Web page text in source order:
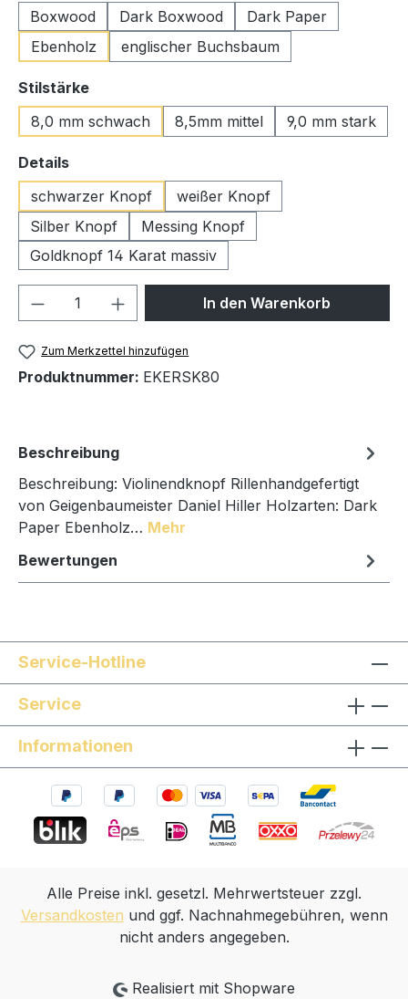
Boxwood
Dark Boxwood
Dark Paper
Ebenholz
englischer Buchsbaum
Stilstärkeauswählen
8,0 mm schwach
8,5mm mittel 9,0 mm stark
Detailsauswählen
schwarzer Knopf
weißer Knopf
Silber Knopf
Messing Knopf
Goldknopf 14 Karat massiv
Produkt Anzahl: Gib denIn den Warenkorb
Zum Merkzettel hinzufügen
Produktnummer: EKERSK80
Beschreibung
Beschreibung: Violinendknopf Rillenhandgefertigt
von Geigenbaumeister Daniel Hiller Holzarten: Dark
Paper Ebenholz… Mehr
Bewertungen
Service-Hotline
Service
Informationen
Alle Preise inkl. gesetzl. Mehrwertsteuer zzgl.
Versandkosten und ggf. Nachnahmegebühren, wenn
nicht anders angegeben.
Realisiert mit Shopware